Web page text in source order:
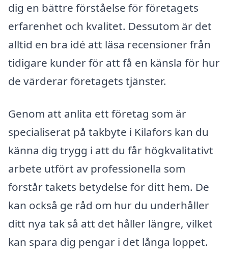
dig en bättre förståelse för företagets
erfarenhet och kvalitet. Dessutom är det
alltid en bra idé att läsa recensioner från
tidigare kunder för att få en känsla för hur
de värderar företagets tjänster.
Genom att anlita ett företag som är
specialiserat på takbyte i Kilafors kan du
känna dig trygg i att du får högkvalitativt
arbete utfört av professionella som
förstår takets betydelse för ditt hem. De
kan också ge råd om hur du underhåller
ditt nya tak så att det håller längre, vilket
kan spara dig pengar i det långa loppet.